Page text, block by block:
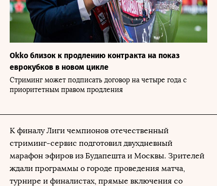
Okko близок к продлению контракта на показ
еврокубков в новом цикле
Стриминг может подписать договор на четыре года с
приоритетным правом продления
К финалу Лиги чемпионов отечественный
стриминг-сервис подготовил двухдневный
марафон эфиров из Будапешта и Москвы. Зрителей
ждали программы о городе проведения матча,
турнире и финалистах, прямые включения со